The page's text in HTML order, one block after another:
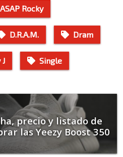
ASAP Rocky
D.R.A.M. Dram
J Single
precio y listado de
las Yeezy Boost 350